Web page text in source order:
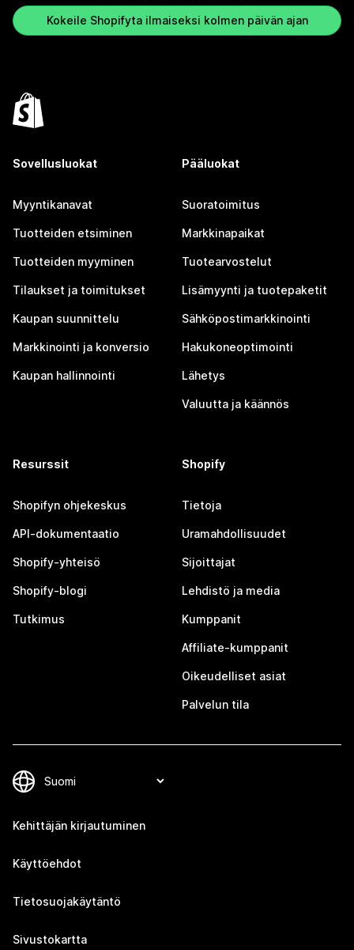
Kokeile Shopifyta ilmaiseksi kolmen päivän ajan
Sovellusluokat
Myyntikanavat
Tuotteiden etsiminen
Tuotteiden myyminen
Tilaukset ja toimitukset
Kaupan suunnittelu
Markkinointi ja konversio
Kaupan hallinnointi
Pääluokat
Suoratoimitus
Markkinapaikat
Tuotearvostelut
Lisämyynti ja tuotepaketit
Sähköpostimarkkinointi
Hakukoneoptimointi
Lähetys
Valuutta ja käännös
Resurssit
Shopifyn ohjekeskus
API-dokumentaatio
Shopify-yhteisö
Shopify-blogi
Tutkimus
Shopify
Tietoja
Uramahdollisuudet
Sijoittajat
Lehdistö ja media
Kumppanit
Affiliate-kumppanit
Oikeudelliset asiat
Palvelun tila
Kehittäjän kirjautuminen
Käyttöehdot
Tietosuojakäytäntö
Sivustokartta